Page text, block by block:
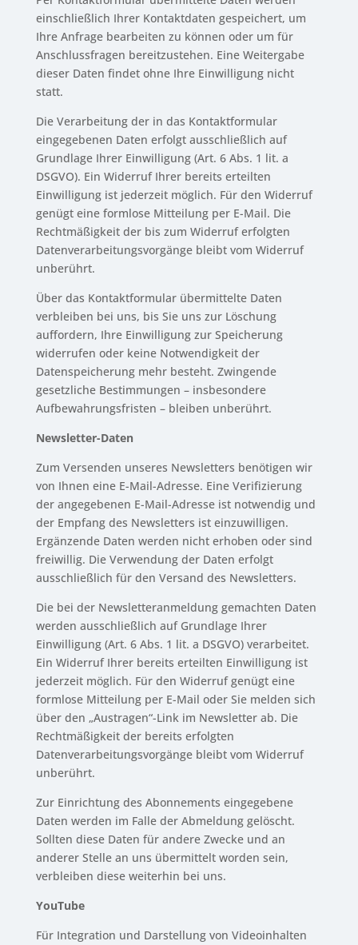
einschließlich Ihrer Kontaktdaten gespeichert, um
Ihre Anfrage bearbeiten zu können oder um für
Anschlussfragen bereitzustehen. Eine Weitergabe
dieser Daten findet ohne Ihre Einwilligung nicht
statt.
Die Verarbeitung der in das Kontaktformular
eingegebenen Daten erfolgt ausschließlich auf
Grundlage Ihrer Einwilligung (Art. 6 Abs. 1 lit. a
DSGVO). Ein Widerruf Ihrer bereits erteilten
Einwilligung ist jederzeit möglich. Für den Widerruf
genügt eine formlose Mitteilung per E-Mail. Die
Rechtmäßigkeit der bis zum Widerruf erfolgten
Datenverarbeitungsvorgänge bleibt vom Widerruf
unberührt.
Über das Kontaktformular übermittelte Daten
verbleiben bei uns, bis Sie uns zur Löschung
auffordern, Ihre Einwilligung zur Speicherung
widerrufen oder keine Notwendigkeit der
Datenspeicherung mehr besteht. Zwingende
gesetzliche Bestimmungen – insbesondere
Aufbewahrungsfristen – bleiben unberührt.
Newsletter-Daten
Zum Versenden unseres Newsletters benötigen wir
von Ihnen eine E-Mail-Adresse. Eine Verifizierung
der angegebenen E-Mail-Adresse ist notwendig und
der Empfang des Newsletters ist einzuwilligen.
Ergänzende Daten werden nicht erhoben oder sind
freiwillig. Die Verwendung der Daten erfolgt
ausschließlich für den Versand des Newsletters.
Die bei der Newsletteranmeldung gemachten Daten
werden ausschließlich auf Grundlage Ihrer
Einwilligung (Art. 6 Abs. 1 lit. a DSGVO) verarbeitet.
Ein Widerruf Ihrer bereits erteilten Einwilligung ist
jederzeit möglich. Für den Widerruf genügt eine
formlose Mitteilung per E-Mail oder Sie melden sich
über den „Austragen“-Link im Newsletter ab. Die
Rechtmäßigkeit der bereits erfolgten
Datenverarbeitungsvorgänge bleibt vom Widerruf
unberührt.
Zur Einrichtung des Abonnements eingegebene
Daten werden im Falle der Abmeldung gelöscht.
Sollten diese Daten für andere Zwecke und an
anderer Stelle an uns übermittelt worden sein,
verbleiben diese weiterhin bei uns.
YouTube
Für Integration und Darstellung von Videoinhalten